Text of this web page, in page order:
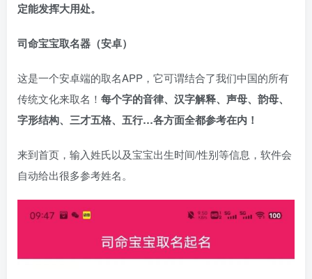
定能发挥大用处。
司命宝宝取名器（安卓）
这是一个安卓端的取名APP，它可谓结合了我们中国的所有
传统文化来取名！ 每个字的音律、汉字解释、声母、韵母、
字形结构、三才五格、五行…各方面全都参考在内！
来到首页，输入姓氏以及宝宝出生时间/性别等信息，软件会
自动给出很多参考姓名。